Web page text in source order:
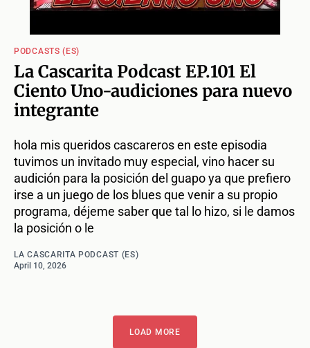
PODCASTS (ES)
La Cascarita Podcast EP.101 El
Ciento Uno-audiciones para nuevo
integrante
hola mis queridos cascareros en este episodia
tuvimos un invitado muy especial, vino hacer su
audición para la posición del guapo ya que prefiero
irse a un juego de los blues que venir a su propio
programa, déjeme saber que tal lo hizo, si le damos
la posición o le
LA CASCARITA PODCAST (ES)
April 10, 2026
LOAD MORE